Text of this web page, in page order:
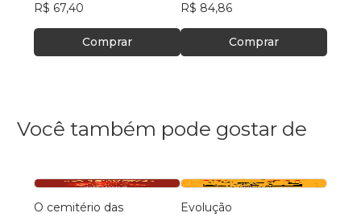
R$ 67,40
Comprar
R$ 84,86
Comprar
Você também pode gostar de
O cemitério das
Evolução